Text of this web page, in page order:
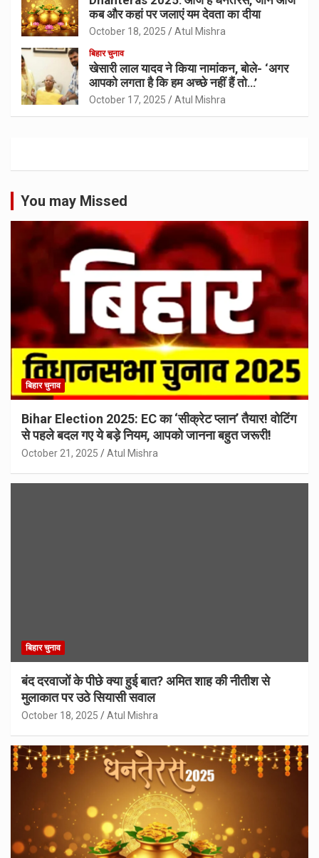
कब और कहां पर जलाएं यम देवता का दीया
October 18, 2025 Atul Mishra
बिहार चुनाव
खेसारी लाल यादव ने किया नामांकन, बोले- ‘अगर
आपको लगता है कि हम अच्छे नहीं हैं तो…’
October 17, 2025 Atul Mishra
You may Missed
बिहार चुनाव
Bihar Election 2025: EC का ‘सीक्रेट प्लान’ तैयार! वोटिंग
से पहले बदल गए ये बड़े नियम, आपको जानना बहुत जरूरी!
October 21, 2025 Atul Mishra
बिहार चुनाव
बंद दरवाजों के पीछे क्या हुई बात? अमित शाह की नीतीश से
मुलाकात पर उठे सियासी सवाल
October 18, 2025 Atul Mishra